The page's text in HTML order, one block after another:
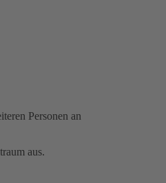
Personen an
aus.